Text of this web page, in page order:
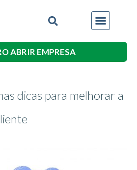
ABRIR EMPRESA
dicas para melhorar a